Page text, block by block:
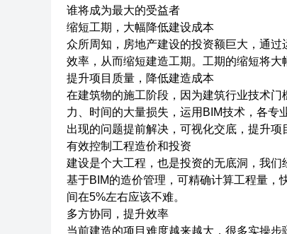
谁将成为最大的受益者
缩短工期，大幅降低建设成本
众所周知，房地产建设的投资额巨大，通
效率，从而缩短建造工期。工期的缩短将大
提升项目质量，降低建造成本
在建筑物的施工阶段，因为建筑行业技术
力、时间的大量损失，运用BIM技术，各专
出现的问题提前解决，可视化交底，提升项
有效控制工程造价和投资
建设是个大工程，也是投资的无底洞，我们
基于BIM的造价管理，可精确计算工程量，
间在5%左右应该不难。
多方协同，提升效率
当前建造的项目难度越来越大，很多实操